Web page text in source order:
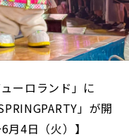
ーロランド」に
」 が開
4日（火）】